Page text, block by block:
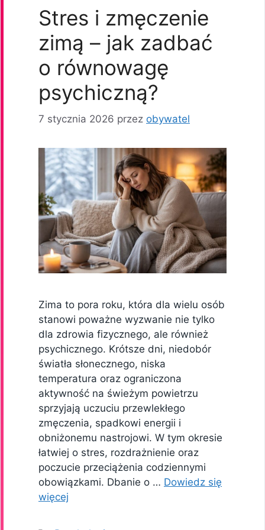
Stres i zmęczenie
zimą – jak zadbać
o równowagę
psychiczną?
7 stycznia 2026 przez obywatel
Zima to pora roku, która dla wielu osób
stanowi poważne wyzwanie nie tylko
dla zdrowia fizycznego, ale również
psychicznego. Krótsze dni, niedobór
światła słonecznego, niska
temperatura oraz ograniczona
aktywność na świeżym powietrzu
sprzyjają uczuciu przewlekłego
zmęczenia, spadkowi energii i
obniżonemu nastrojowi. W tym okresie
łatwiej o stres, rozdrażnienie oraz
poczucie przeciążenia codziennymi
obowiązkami. Dbanie o … Dowiedz się
więcej